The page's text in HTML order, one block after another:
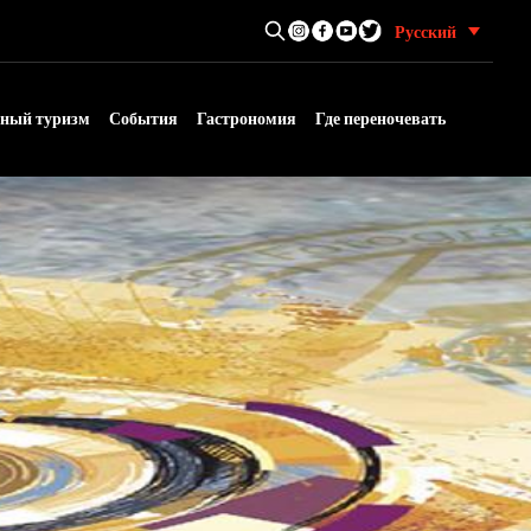
Поиск в туризме Антекера
Русский
туризм События Гастрономия Где переночевать